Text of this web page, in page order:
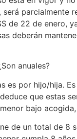
parcialmente
de 22 de enero,
deberán
anuales?
es por hijo/hija.
que estas
bajo
de un total de 8